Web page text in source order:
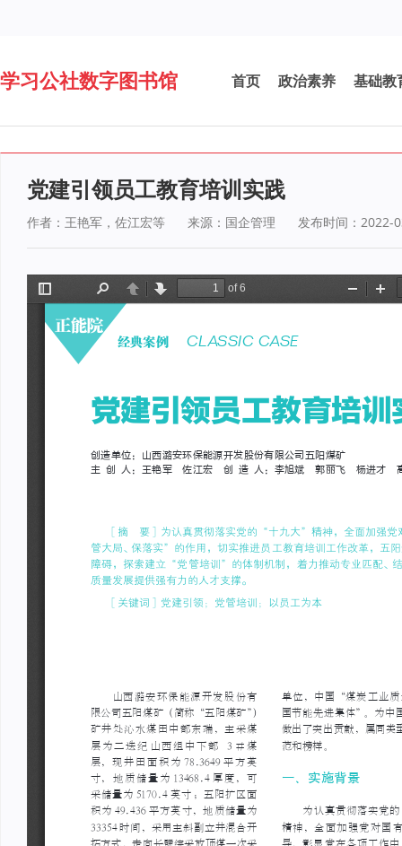
学习公社数字图书馆 首页 政治素养 基础教
党建引领员工教育培训实践
作者：王艳军，佐江宏等 来源：国企管理 发布时间：2022-